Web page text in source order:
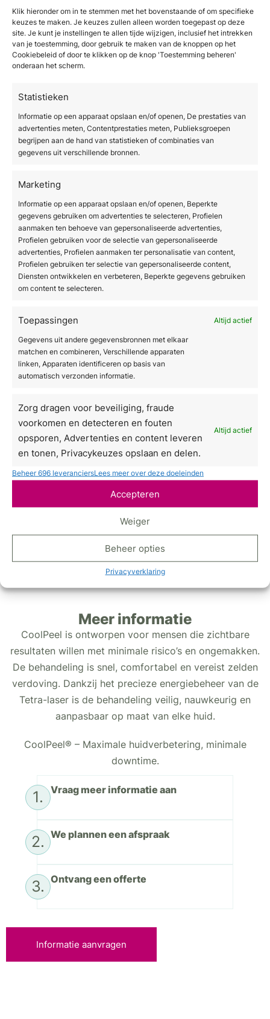
Klik hieronder om in te stemmen met het bovenstaande of om specifieke
keuzes te maken. Je keuzes zullen alleen worden toegepast op deze
site. Je kunt je instellingen te allen tijde wijzigen, inclusief het intrekken
van je toestemming, door gebruik te maken van de knoppen op het
Cookiebeleid of door te klikken op de knop 'Toestemming beheren'
onderaan het scherm.
Statistieken
Informatie op een apparaat opslaan en/of openen, De prestaties van
advertenties meten, Contentprestaties meten, Publieksgroepen
begrijpen aan de hand van statistieken of combinaties van
gegevens uit verschillende bronnen.
Marketing
Informatie op een apparaat opslaan en/of openen, Beperkte
gegevens gebruiken om advertenties te selecteren, Profielen
aanmaken ten behoeve van gepersonaliseerde advertenties,
Profielen gebruiken voor de selectie van gepersonaliseerde
advertenties, Profielen aanmaken ter personalisatie van content,
Profielen gebruiken ter selectie van gepersonaliseerde content,
Diensten ontwikkelen en verbeteren, Beperkte gegevens gebruiken
om content te selecteren.
Toepassingen Altijd actief
Gegevens uit andere gegevensbronnen met elkaar
matchen en combineren, Verschillende apparaten
linken, Apparaten identificeren op basis van
automatisch verzonden informatie.
Zorg dragen voor beveiliging, fraude
voorkomen en detecteren en fouten
opsporen, Advertenties en content leveren
en tonen, Privacykeuzes opslaan en delen.
Altijd actief
Beheer 696 leveranciersLees meer over deze doeleinden
Accepteren
Weiger
Beheer opties
Privacyverklaring
wordt een kuur van meerdere sessies aanbevolen
voor optimaal effect.
Wilt u weten wat voor u mogelijk is? Vraag gerust
een vrijblijvend consult aan om samen het beste voor
DEKA: behandeling van
diepere huidlagen
De DEKA SmartXide Punto en Tetra Pro CO₂-lasers
behandelen niet alleen het huidoppervlak, maar
huidlagen. Dit versnelt het natuurlijke herstel en zorgt
ervoor dat de huid een gladdere huid krijgt, steviger
en jonger wordt.
Deze technologie is effectief bij het verminderen van
rimpels, het vervagen van littekens en het verbeteren
van de huidstructuur. Dankzij precieze instellingen is
de behandeling veilig en geschikt voor diverse
huid als resultaat.
Meer informatie
CoolPeel is ontworpen voor mensen die zichtbare
resultaten willen met minimale risico’s en ongemakken.
De behandeling is snel, comfortabel en vereist zelden
verdoving. Dankzij het precieze energiebeheer van de
Tetra-laser is de behandeling veilig, nauwkeurig en
aanpasbaar op maat van elke huid.
CoolPeel® – Maximale huidverbetering, minimale
downtime.
1. Vraag meer informatie aan
2. We plannen een afspraak
3. Ontvang een offerte
Informatie aanvragen